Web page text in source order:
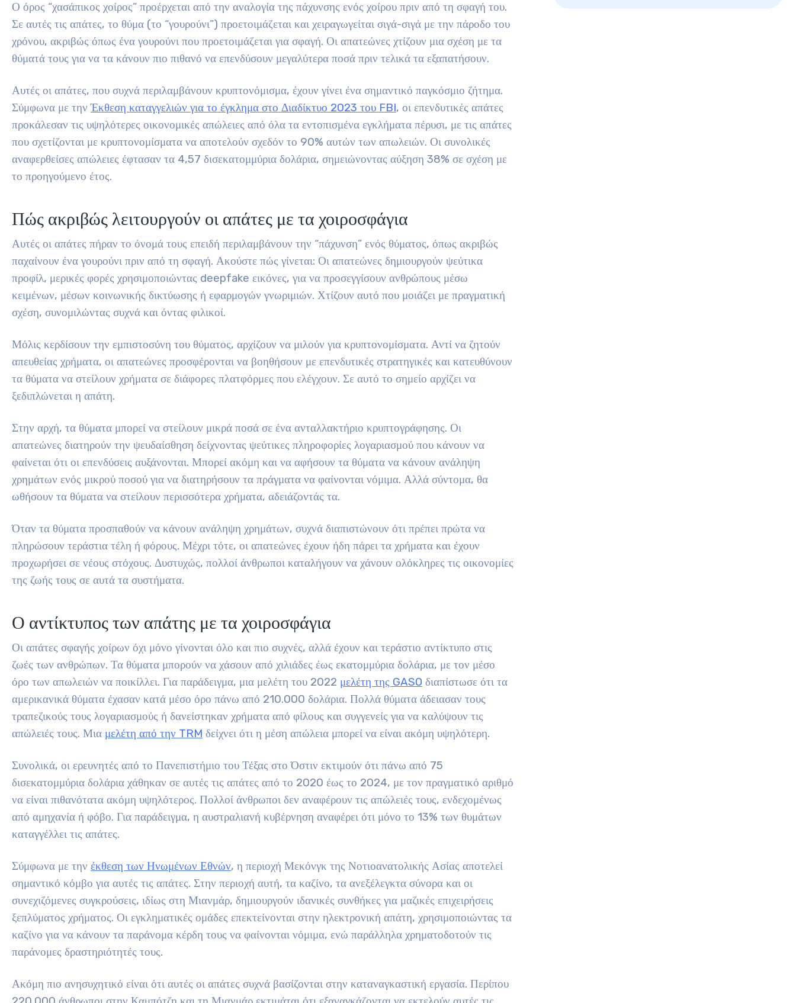
Ο όρος “χασάπικος χοίρος” προέρχεται από την αναλογία της πάχυνσης ενός χοίρου πριν από τη σφαγή του.
Σε αυτές τις απάτες, το θύμα (το “γουρούνι”) προετοιμάζεται και χειραγωγείται σιγά-σιγά με την πάροδο του
χρόνου, ακριβώς όπως ένα γουρούνι που προετοιμάζεται για σφαγή. Οι απατεώνες χτίζουν μια σχέση με τα
θύματά τους για να τα κάνουν πιο πιθανό να επενδύσουν μεγαλύτερα ποσά πριν τελικά τα εξαπατήσουν.
Αυτές οι απάτες, που συχνά περιλαμβάνουν κρυπτονόμισμα, έχουν γίνει ένα σημαντικό παγκόσμιο ζήτημα.
Σύμφωνα με τηνΈκθεση καταγγελιών για το έγκλημα στο Διαδίκτυο 2023 του FBI, οι επενδυτικές απάτες
προκάλεσαν τις υψηλότερες οικονομικές απώλειες από όλα τα εντοπισμένα εγκλήματα πέρυσι, με τις απάτες
που σχετίζονται με κρυπτονομίσματα να αποτελούν σχεδόν το 90% αυτών των απωλειών. Οι συνολικές
αναφερθείσες απώλειες έφτασαν τα 4,57 δισεκατομμύρια δολάρια, σημειώνοντας αύξηση 38% σε σχέση με
το προηγούμενο έτος.
Πώς ακριβώς λειτουργούν οι απάτες με τα χοιροσφάγια
Αυτές οι απάτες πήραν το όνομά τους επειδή περιλαμβάνουν την “πάχυνση” ενός θύματος, όπως ακριβώς
παχαίνουν ένα γουρούνι πριν από τη σφαγή. Ακούστε πώς γίνεται: Οι απατεώνες δημιουργούν ψεύτικα
προφίλ, μερικές φορές χρησιμοποιώντας deepfake εικόνες, για να προσεγγίσουν ανθρώπους μέσω
κειμένων, μέσων κοινωνικής δικτύωσης ή εφαρμογών γνωριμιών. Χτίζουν αυτό που μοιάζει με πραγματική
σχέση, συνομιλώντας συχνά και όντας φιλικοί.
Μόλις κερδίσουν την εμπιστοσύνη του θύματος, αρχίζουν να μιλούν για κρυπτονομίσματα. Αντί να ζητούν
απευθείας χρήματα, οι απατεώνες προσφέρονται να βοηθήσουν με επενδυτικές στρατηγικές και κατευθύνουν
τα θύματα να στείλουν χρήματα σε διάφορες πλατφόρμες που ελέγχουν. Σε αυτό το σημείο αρχίζει να
ξεδιπλώνεται η απάτη.
Στην αρχή, τα θύματα μπορεί να στείλουν μικρά ποσά σε ένα ανταλλακτήριο κρυπτογράφησης. Οι
απατεώνες διατηρούν την ψευδαίσθηση δείχνοντας ψεύτικες πληροφορίες λογαριασμού που κάνουν να
φαίνεται ότι οι επενδύσεις αυξάνονται. Μπορεί ακόμη και να αφήσουν τα θύματα να κάνουν ανάληψη
χρημάτων ενός μικρού ποσού για να διατηρήσουν τα πράγματα να φαίνονται νόμιμα. Αλλά σύντομα, θα
ωθήσουν τα θύματα να στείλουν περισσότερα χρήματα, αδειάζοντάς τα.
Όταν τα θύματα προσπαθούν να κάνουν ανάληψη χρημάτων, συχνά διαπιστώνουν ότι πρέπει πρώτα να
πληρώσουν τεράστια τέλη ή φόρους. Μέχρι τότε, οι απατεώνες έχουν ήδη πάρει τα χρήματα και έχουν
προχωρήσει σε νέους στόχους. Δυστυχώς, πολλοί άνθρωποι καταλήγουν να χάνουν ολόκληρες τις οικονομίες
της ζωής τους σε αυτά τα συστήματα.
Ο αντίκτυπος των απάτης με τα χοιροσφάγια
Οι απάτες σφαγής χοίρων όχι μόνο γίνονται όλο και πιο συχνές, αλλά έχουν και τεράστιο αντίκτυπο στις
ζωές των ανθρώπων. Τα θύματα μπορούν να χάσουν από χιλιάδες έως εκατομμύρια δολάρια, με τον μέσο
όρο των απωλειών να ποικίλλει. Για παράδειγμα, μια μελέτη του 2022 μελέτη της GASO διαπίστωσε ότι τα
αμερικανικά θύματα έχασαν κατά μέσο όρο πάνω από 210.000 δολάρια. Πολλά θύματα άδειασαν τους
τραπεζικούς τους λογαριασμούς ή δανείστηκαν χρήματα από φίλους και συγγενείς για να καλύψουν τις
απώλειές τους. Μια μελέτη από την TRM δείχνει ότι η μέση απώλεια μπορεί να είναι ακόμη υψηλότερη.
Συνολικά, οι ερευνητές από το Πανεπιστήμιο του Τέξας στο Όστιν εκτιμούν ότι πάνω από 75
δισεκατομμύρια δολάρια χάθηκαν σε αυτές τις απάτες από το 2020 έως το 2024, με τον πραγματικό αριθμό
να είναι πιθανότατα ακόμη υψηλότερος. Πολλοί άνθρωποι δεν αναφέρουν τις απώλειές τους, ενδεχομένως
από αμηχανία ή φόβο. Για παράδειγμα, η αυστραλιανή κυβέρνηση αναφέρει ότι μόνο το 13% των θυμάτων
καταγγέλλει τις απάτες.
Σύμφωνα με την έκθεση των Ηνωμένων Εθνών, η περιοχή Μεκόνγκ της Νοτιοανατολικής Ασίας αποτελεί
σημαντικό κόμβο για αυτές τις απάτες. Στην περιοχή αυτή, τα καζίνο, τα ανεξέλεγκτα σύνορα και οι
συνεχιζόμενες συγκρούσεις, ιδίως στη Μιανμάρ, δημιουργούν ιδανικές συνθήκες για μαζικές επιχειρήσεις
ξεπλύματος χρήματος. Οι εγκληματικές ομάδες επεκτείνονται στην ηλεκτρονική απάτη, χρησιμοποιώντας τα
καζίνο για να κάνουν τα παράνομα κέρδη τους να φαίνονται νόμιμα, ενώ παράλληλα χρηματοδοτούν τις
παράνομες δραστηριότητές τους.
Ακόμη πιο ανησυχητικό είναι ότι αυτές οι απάτες συχνά βασίζονται στην καταναγκαστική εργασία. Περίπου